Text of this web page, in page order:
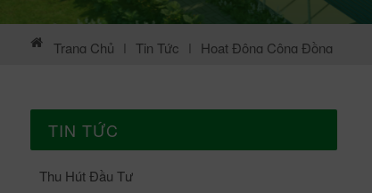
Trang Chủ | Tin Tức | Hoạt Động Cộng Đồng
TIN TỨC
Thu Hút Đầu Tư